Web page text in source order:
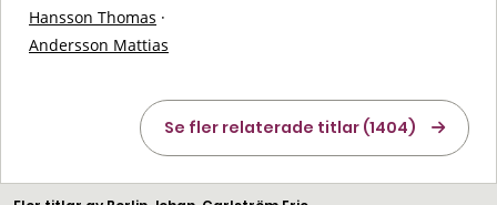
Hansson Thomas ·
Andersson Mattias
Se fler relaterade titlar (1404)